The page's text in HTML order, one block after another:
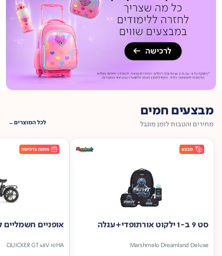
מבצעים חמים
מחירים והטבות לזמן מוגבל לכל המוצרים
סט 9 ב-1 ילקוט אורתופדי+עגלה
Marshmelo Dreamland Deluxe
אופניים חשמליים
QUICKER GT 48V 10HA